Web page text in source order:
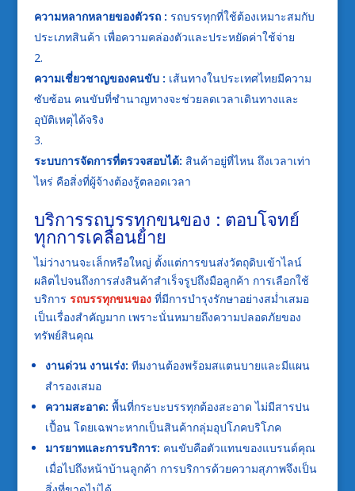
ความหลากหลายของตัวรถ : รถบรรทุกที่ใช้ต้องเหมาะสมกับ
ประเภทสินค้า เพื่อความคล่องตัวและประหยัดค่าใช้จ่าย
ความเชี่ยวชาญของคนขับ : เส้นทางในประเทศไทยมีความ
ซับซ้อน คนขับที่ชำนาญทางจะช่วยลดเวลาเดินทางและ
อุบัติเหตุได้จริง
ระบบการจัดการที่ตรวจสอบได้: สินค้าอยู่ที่ไหน ถึงเวลาเท่า
ไหร่ คือสิ่งที่ผู้จ้างต้องรู้ตลอดเวลา
บริการรถบรรทุกขนของ : ตอบโจทย์
ทุกการเคลื่อนย้าย
ไม่ว่างานจะเล็กหรือใหญ่ ตั้งแต่การขนส่งวัตถุดิบเข้าไลน์
ผลิตไปจนถึงการส่งสินค้าสำเร็จรูปถึงมือลูกค้า การเลือกใช้
บริการ รถบรรทุกขนของที่มีการบำรุงรักษาอย่างสม่ำเสมอ
เป็นเรื่องสำคัญมาก เพราะนั่นหมายถึงความปลอดภัยของ
ทรัพย์สินคุณ
งานด่วน งานเร่ง: ทีมงานต้องพร้อมสแตนบายและมีแผน
สำรองเสมอ
ความสะอาด: พื้นที่กระบะบรรทุกต้องสะอาด ไม่มีสารปน
เปื้อน โดยเฉพาะหากเป็นสินค้ากลุ่มอุปโภคบริโภค
มารยาทและการบริการ: คนขับคือตัวแทนของแบรนด์คุณ
เมื่อไปถึงหน้าบ้านลูกค้า การบริการด้วยความสุภาพจึงเป็น